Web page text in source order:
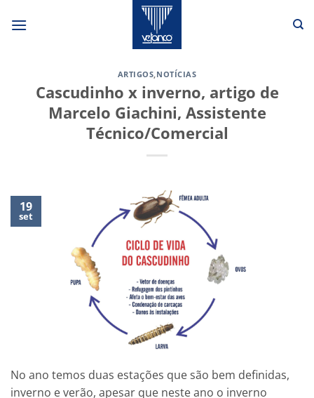
ARTIGOS,NOTÍCIAS
Cascudinho x inverno, artigo de
Marcelo Giachini, Assistente
Técnico/Comercial
19
set
No ano temos duas estações que são bem definidas,
inverno e verão, apesar que neste ano o inverno